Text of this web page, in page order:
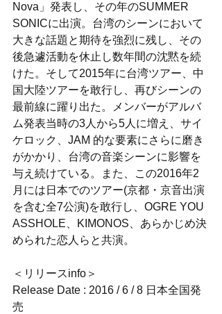
Nova」発表し、その年のSUMMER
SONICに出演。台湾のシーンにおいて
大きな話題と期待を強烈に残し、その
後急遽活動を休止し数年間の沈黙を続
けた。そして2015年に台湾ツアー、中
国大陸ツアーを敢行し、再びシーンの
最前線に躍り出た。メンバーがアルバ
ム発表当時の3人から5人に増え、サイ
ケロック、JAM 的な要素にさらに磨き
がかかり、台湾の音楽シーンに影響を
与え続けている。また、この2016年2
月には日本でのツアー(京都・京音出演
を含む全7公演)を敢行し、OGRE YOU
ASSHOLE、KIMONOS、あらかじめ決
められた恋人らと共演。
＜リリースinfo＞
Release Date : 2016 / 6 / 8 日本全国発
売